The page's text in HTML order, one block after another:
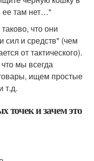
ее там нет…"
что они
сил и средств" (чем
от тактического).
мы всегда
ищем простые
т.д.
точек и зачем это